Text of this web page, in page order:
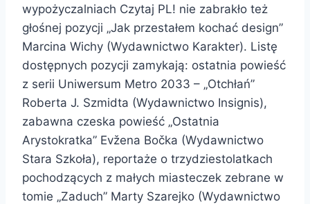
wypożyczalniach Czytaj PL! nie zabrakło też
głośnej pozycji „Jak przestałem kochać design”
Marcina Wichy (Wydawnictwo Karakter). Listę
dostępnych pozycji zamykają: ostatnia powieść
z serii Uniwersum Metro 2033 – „Otchłań”
Roberta J. Szmidta (Wydawnictwo Insignis),
zabawna czeska powieść „Ostatnia
Arystokratka” Evžena Bočka (Wydawnictwo
Stara Szkoła), reportaże o trzydziestolatkach
pochodzących z małych miasteczek zebrane w
tomie „Zaduch” Marty Szarejko (Wydawnictwo